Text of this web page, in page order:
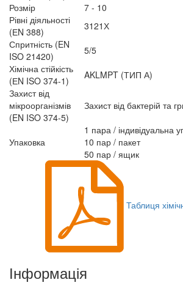
Розмір
7 - 10
Рівні діяльності
(ЕN 388)
3121Х
Спритність (EN
ISO 21420)
5/5
Хімічна стійкість
(ЕN ISO 374-1)
AKLMPT (ТИП А)
Захист від
мікроорганізмів
(EN ISO 374-5)
Захист від бактерій та
Упаковка
1 пара / індивідуальна
10 пар / пакет
50 пар / ящик
Таблиця
Інформація